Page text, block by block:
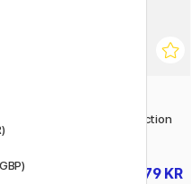
Music Notebook ART collection
Large Black
279 KR